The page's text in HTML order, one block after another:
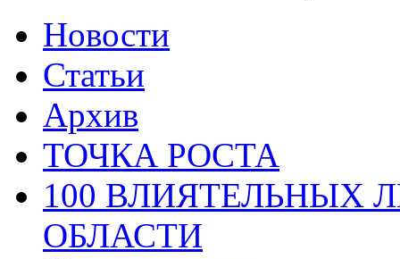
Новости
Статьи
Архив
ТОЧКА РОСТА
100 ВЛИЯТЕЛЬНЫХ
ОБЛАСТИ